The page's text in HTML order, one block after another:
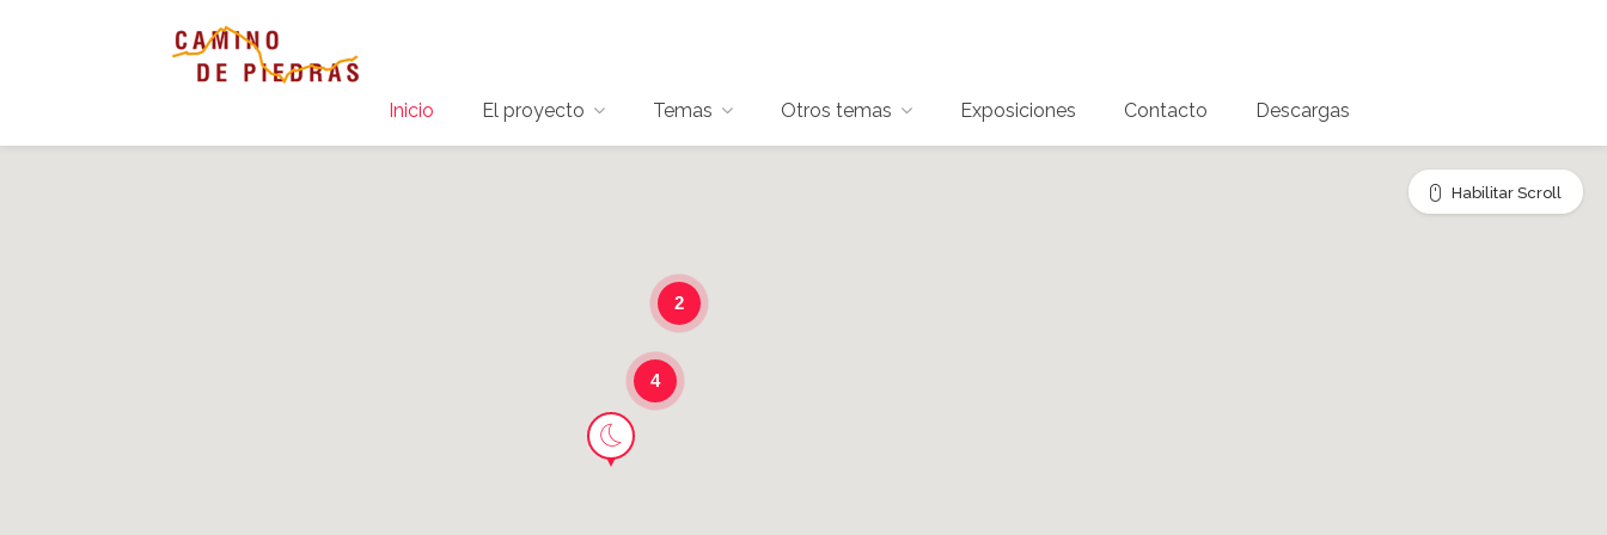
Inicio El proyecto Temas Otros temas Exposiciones Contacto Descargas
2
4
Habilitar Scroll